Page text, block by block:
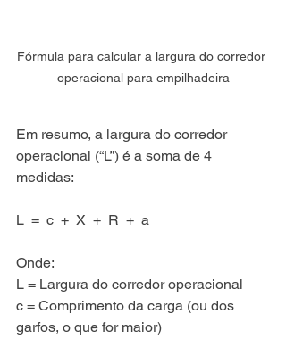
Fórmula para calcular a largura do corredor
operacional para empilhadeira
Em resumo, a largura do corredor
operacional (“L”) é a soma de 4
medidas:
L  =  c  +  X  +  R  +  a
Onde:
L = Largura do corredor operacional
c = Comprimento da carga (ou dos
garfos, o que for maior)